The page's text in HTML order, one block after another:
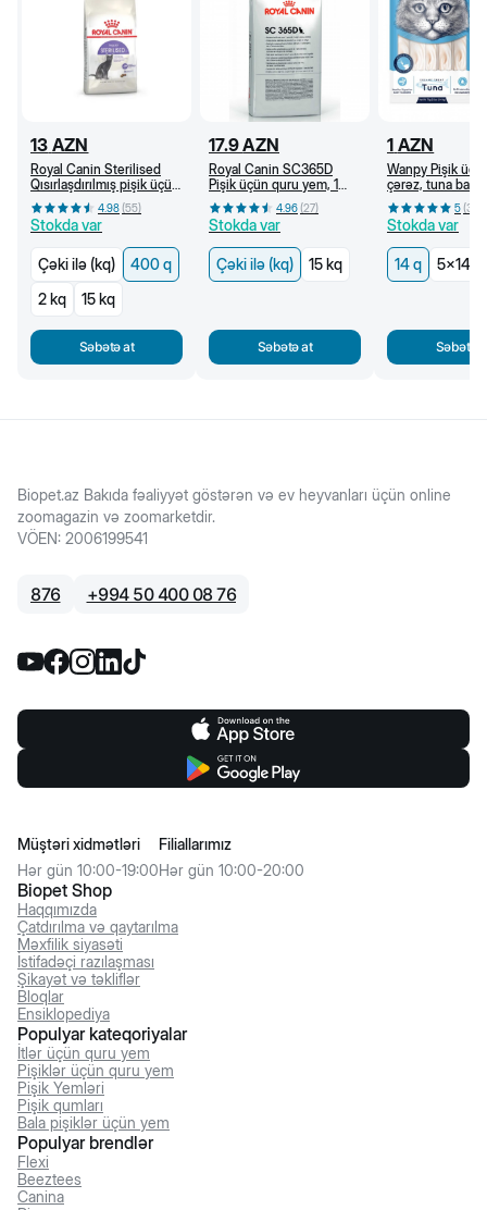
13 AZN
Royal Canin Sterilised
Qısırlaşdırılmış pişik üçün
quru yem, 1 yaşdan, 400
q
4.98(55)
Stokda var
Çəki ilə (kq)
400 q
2 kq
15 kq
Səbətə at
17.9AZN
Royal Canin SC365D
Pişik üçün quru yem, 1
yaşdan (kq) 4.96(27)
Stokda var
Çəki ilə (kq) 15 kq
Səbətə at
1 AZN
Wanpy Pişik
çərəz, tuna
5(36
Stokda var
14 q 5x14 q
Səbətə
Biopet.az Bakıda fəaliyyət göstərən və ev heyvanları üçün online
zoomagazin və zoomarketdir.
VÖEN: 2006199541
876 +994 50 400 08 76
Biopet Shop
Haqqımızda
Çatdırılma və qaytarılma
Məxfilik siyasəti
İstifadəçi razılaşması
Şikayət və təkliflər
Bloqlar
Ensiklopediya
Müştəri xidmətləri
Hər gün 10:00-19:00
Filiallarımız
Hər gün 10:00-20:00
Populyar kateqoriyalar
İtlər üçün quru yem
Pişiklər üçün quru yem
Pişik Yemləri
Pişik qumları
Bala pişiklər üçün yem
Populyar brendlər
Flexi
Beeztees
Canina